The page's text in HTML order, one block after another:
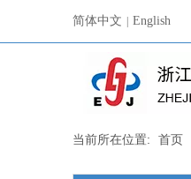
简体中文 | English
当前所在位置: 首页